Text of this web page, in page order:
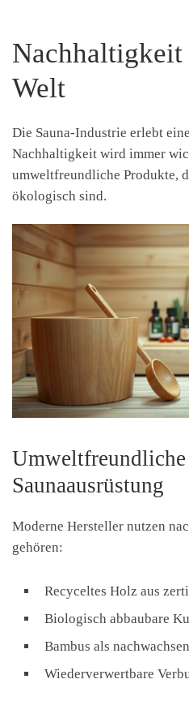
Nachhaltigkeit
Welt
Die Sauna-Industrie erlebt
Nachhaltigkeit wird immer
umweltfreundliche Produkte,
ökologisch sind.
Saunaausrüstung
Moderne Hersteller nutzen
gehören:
Recyceltes Holz aus
Biologisch abbaubare
Bambus als
Wiederverwertbare